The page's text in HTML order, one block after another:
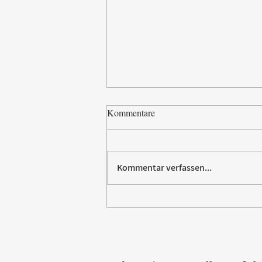
Villeroy & Boch erhält SBTi-
Kommentare
Kommentar verfassen...